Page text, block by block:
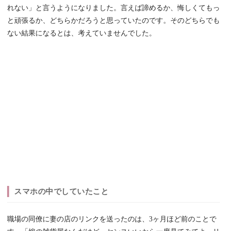
れない」と言うようになりました。言えば諦めるか、悔しくてもっ
と頑張るか、どちらかだろうと思っていたのです。そのどちらでも
ない結果になるとは、考えていませんでした。
スマホの中でしていたこと
職場の同僚に妻の店のリンクを送ったのは、3ヶ月ほど前のことで